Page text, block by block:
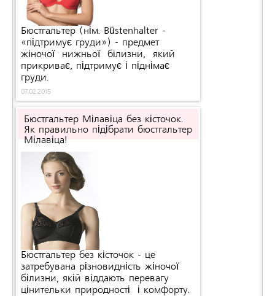
Бюстгальтер (нім. Büstenhalter -
«підтримує груди») - предмет
жіночої нижньої білизни, який
прикриває, підтримує і піднімає
груди.
07.02.2015
Бюстгальтер Мілавіца без кісточок.
Як правильно підібрати бюстгальтер
Мілавіца!
Бюстгальтер без кісточок - це
затребувана різновидність жіночої
білизни, якій віддають перевагу
цінительки природності і комфорту.